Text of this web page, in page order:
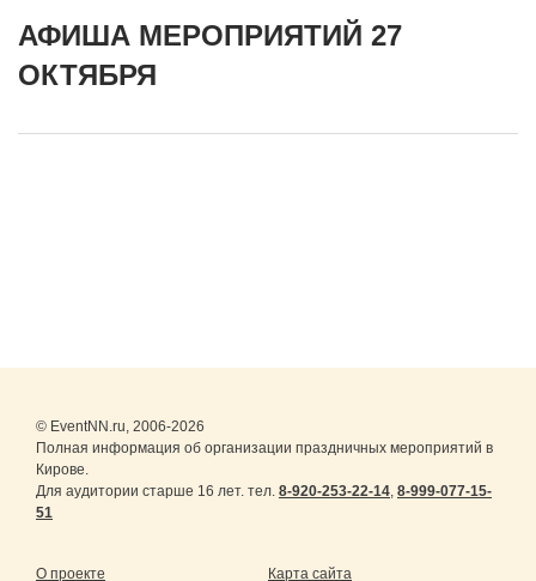
АФИША МЕРОПРИЯТИЙ 27
ОКТЯБРЯ
© EventNN.ru, 2006-2026
Полная информация об организации праздничных мероприятий в
Кирове.
Для аудитории старше 16 лет. тел. 8-920-253-22-14, 8-999-077-15-
51
О проекте Карта сайта